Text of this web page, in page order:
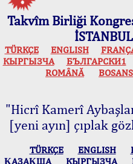
Takvîm Birliği
TÜRKÇE ENGLISH
КЫPГЫЗЧA
БЪЛГАРСКИ1
ROMÂNĂ
"Hicrî Kamerî
[yeni ayın] çıplak
TÜRKÇE ENGLISH
ҚАЗАҚША
КЫPГЫЗЧA